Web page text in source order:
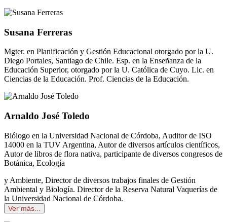
Susana Ferreras
Mgter. en Planificación y Gestión Educacional otorgado por la U.
Diego Portales, Santiago de Chile. Esp. en la Enseñanza de la
Educación Superior, otorgado por la U. Católica de Cuyo. Lic. en
Ciencias de la Educación. Prof. Ciencias de la Educación.
Arnaldo José Toledo
Biólogo en la Universidad Nacional de Córdoba, Auditor de ISO
14000 en la TUV Argentina, Autor de diversos artículos científicos,
Autor de libros de flora nativa, participante de diversos congresos de
Botánica, Ecología
y Ambiente, Director de diversos trabajos finales de Gestión
Ambiental y Biología. Director de la Reserva Natural Vaquerías de
la Universidad Nacional de Córdoba.
Ver más...